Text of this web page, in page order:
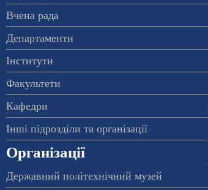
Вчена рада
Департаменти
Інститути
Факультети
Кафедри
Інші підрозділи та організації
Організації
Державний політехнічний музей